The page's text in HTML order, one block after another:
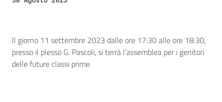
Il giorno 11 settembre 2023 dalle ore 17:30 alle ore 18:30,
presso il plesso G. Pascoli, si terrà l’assemblea per i genitori
delle future classi prime.